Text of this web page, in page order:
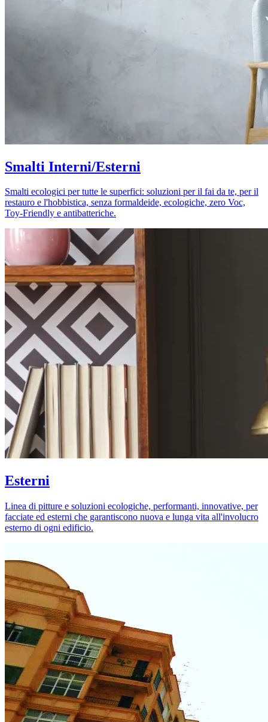
Smalti Interni/Esterni
Smalti ecologici per tutte le superfici: soluzioni per il fai da te, per il
restauro e l'hobbistica, senza formaldeide, ecologiche, zero Voc,
Toy-Friendly e antibatteriche.
Esterni
Linea di pitture e soluzioni ecologiche, performanti, innovative, per
facciate ed esterni che garantiscono nuova e lunga vita all'involucro
esterno di ogni edificio.